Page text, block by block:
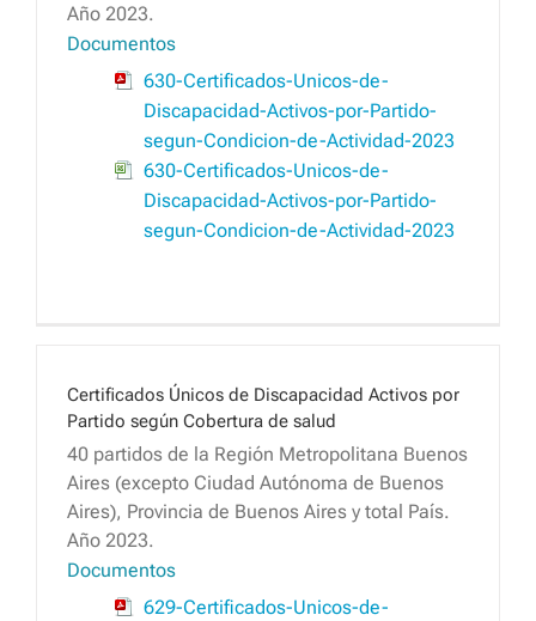
Año 2023.
Documentos
630-Certificados-Unicos-de-
Discapacidad-Activos-por-Partido-
segun-Condicion-de-Actividad-2023
630-Certificados-Unicos-de-
Discapacidad-Activos-por-Partido-
segun-Condicion-de-Actividad-2023
Certificados Únicos de Discapacidad Activos por
Partido según Cobertura de salud
40 partidos de la Región Metropolitana Buenos
Aires (excepto Ciudad Autónoma de Buenos
Aires), Provincia de Buenos Aires y total País.
Año 2023.
Documentos
629-Certificados-Unicos-de-